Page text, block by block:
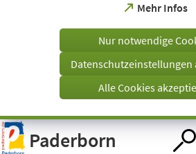
Visuelle
Assistenzsoftware
öffnen.
Mehr Infos
(Öffnet
einem
Tab)
Nur notwendige
Datenschutzeinstellungen
Alle Cookies
Paderborn